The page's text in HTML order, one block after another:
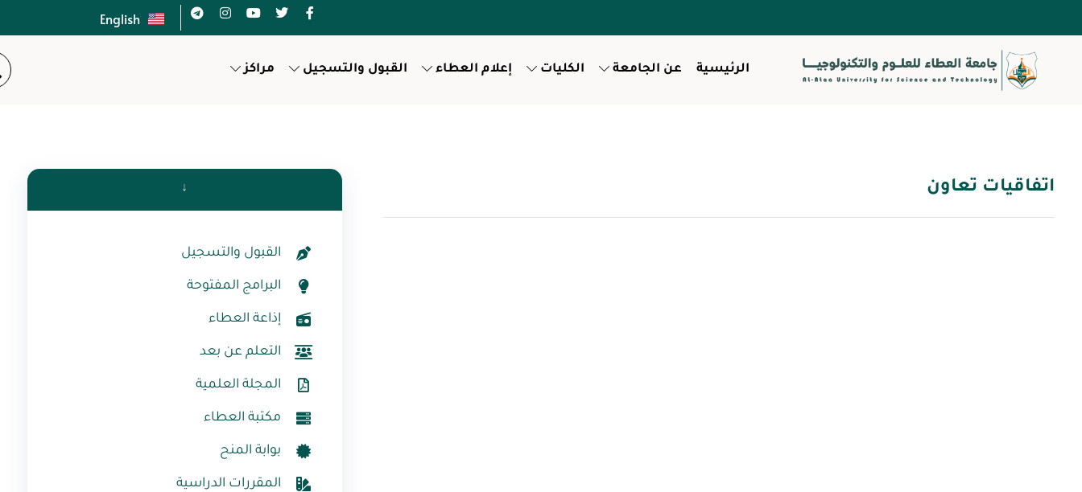
English
الرئيسية عن الجامعة الكليات إعلام العطاء القبول والتسجيل مراكز
اتفاقيات تعاون ↓
القبول والتسجيل
البرامج المفتوحة
إذاعة العطاء
التعلم عن بعد
المجلة العلمية
مكتبة العطاء
بوابة المنح
المقررات الدراسية